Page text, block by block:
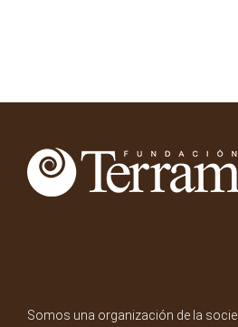
Somos una organización de la